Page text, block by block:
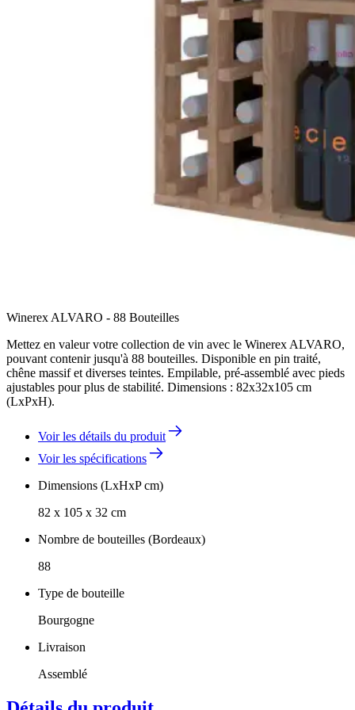
Winerex ALVARO - 88 Bouteilles
Mettez en valeur votre collection de vin avec le Winerex ALVARO,
pouvant contenir jusqu'à 88 bouteilles. Disponible en pin traité,
chêne massif et diverses teintes. Empilable, pré-assemblé avec pieds
ajustables pour plus de stabilité. Dimensions : 82x32x105 cm
(LxPxH).
Voir les détails du produit
Voir les spécifications
Dimensions (LxHxP cm)
82 x 105 x 32 cm
Nombre de bouteilles (Bordeaux)
88
Type de bouteille
Bourgogne
Livraison
Assemblé